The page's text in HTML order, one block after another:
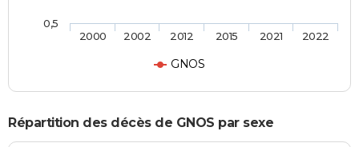
GNOS
2000 2002 2012 2015 2021 2022
0,5
Répartition des décès de GNOS par sexe